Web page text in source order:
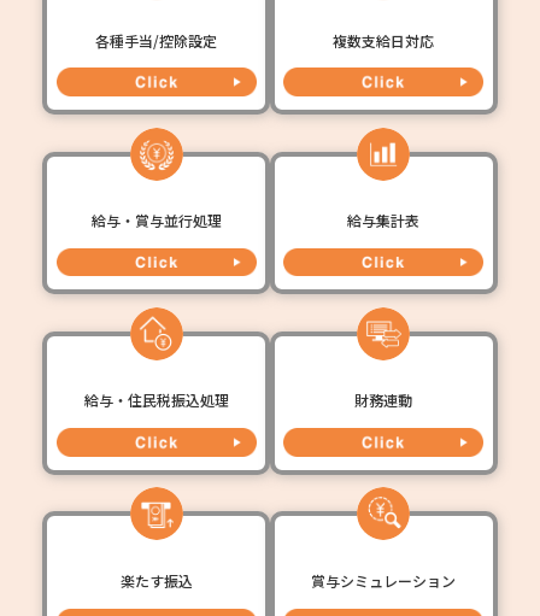
各種手当/控除設定 複数支給日対応
給与・賞与並行処理 給与集計表
給与・住民税振込処理 財務連動
楽たす振込 賞与シミュレーション